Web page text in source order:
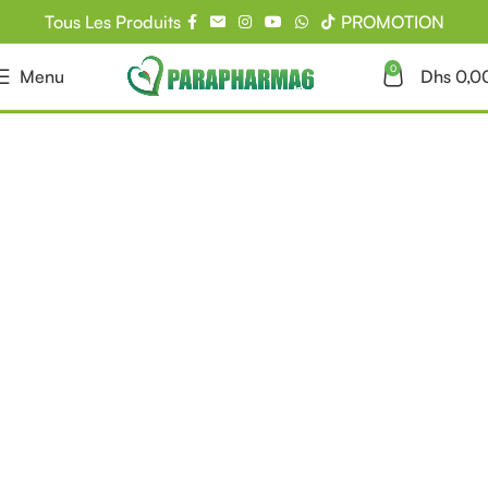
Tous Les Produits PROMOTION
Menu 0 Dhs